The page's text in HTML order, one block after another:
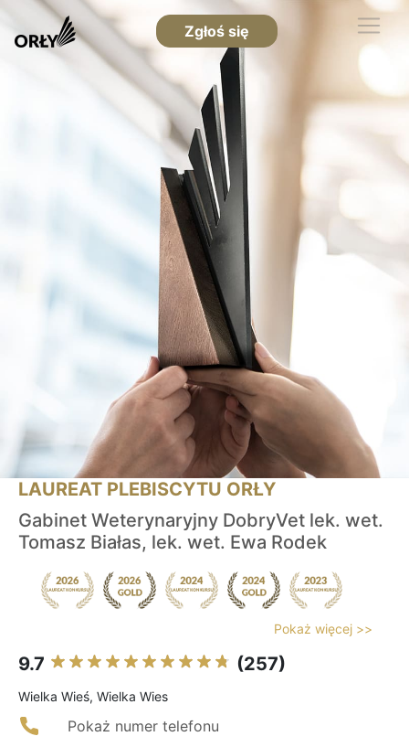
Zgłoś się
LAUREAT PLEBISCYTU ORŁY
Gabinet Weterynaryjny DobryVet lek. wet.
Tomasz Białas, lek. wet. Ewa Rodek
Pokaż więcej >>
9.7 (257)
Wielka Wieś, Wielka Wies
Pokaż numer telefonu